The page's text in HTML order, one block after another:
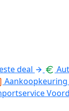
deal
Aankoopkeuring